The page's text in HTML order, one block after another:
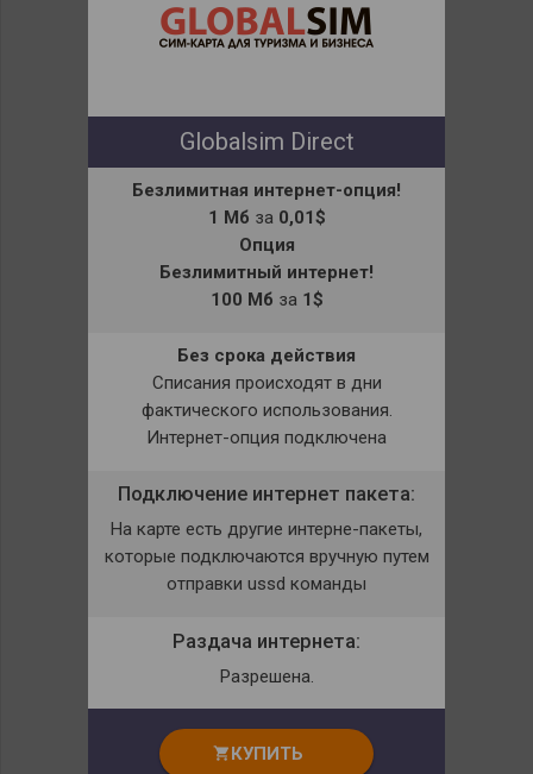
Globalsim Direct
Безлимитная интернет-опция!
1 Мб за0,01$
Опция
Безлимитный интернет!
100 Мб за 1$
Без срока действия
Списания происходят в дни
фактического использования.
Интернет-опция подключена
Подключение интернет пакета:
На карте есть другие интерне-пакеты,
которые подключаются вручную путем
отправки ussd команды
Раздача интернета:
Разрешена.
shopping_cart КУПИТЬ